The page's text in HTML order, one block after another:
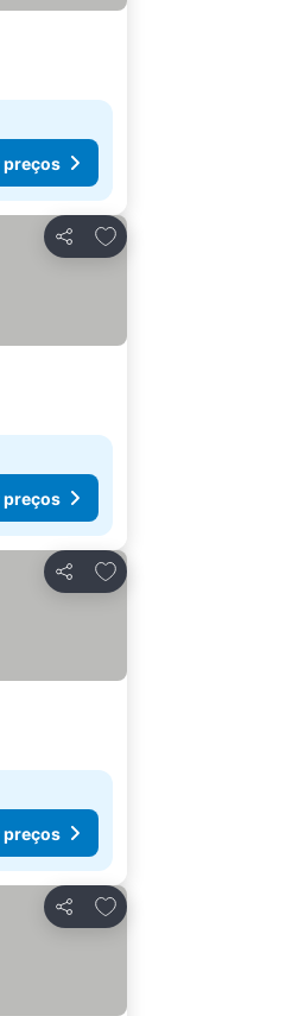
preços
Partilhar
Adicionar aos favoritos
preços
Partilhar
Adicionar aos favoritos
preços
Partilhar
Adicionar aos favoritos